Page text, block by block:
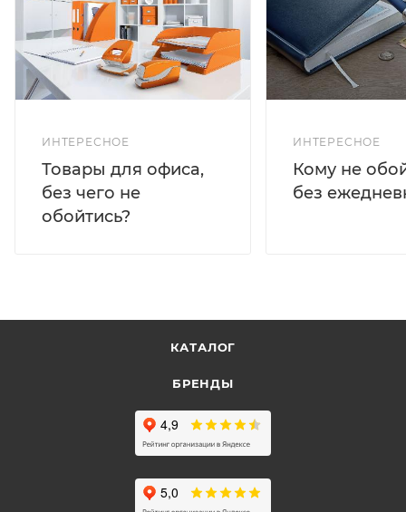
ИНТЕРЕСНОЕ
Товары для офиса,
без чего не
обойтись?
ИНТЕРЕСНОЕ
Кому не
без
КАТАЛОГ
БРЕНДЫ